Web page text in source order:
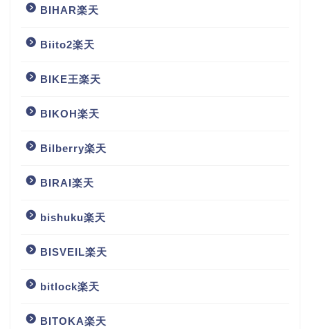
BIHAR楽天
Biito2楽天
BIKE王楽天
BIKOH楽天
Bilberry楽天
BIRAI楽天
bishuku楽天
BISVEIL楽天
bitlock楽天
BITOKA楽天